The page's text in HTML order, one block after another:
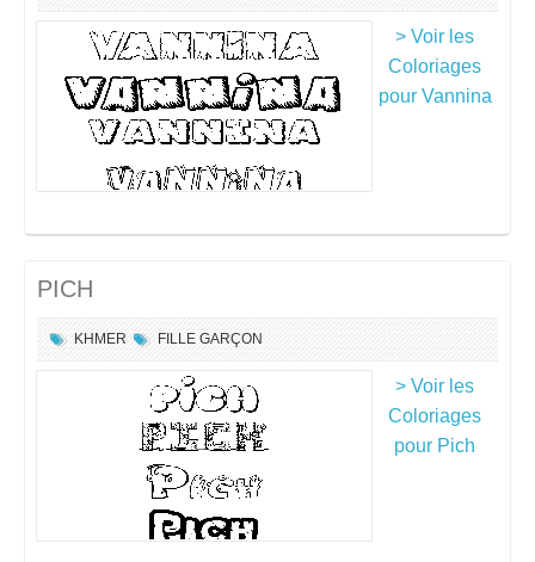
> Voir les
Coloriages
pour Vannina
PICH
KHMER FILLE GARÇON
> Voir les
Coloriages
pour Pich